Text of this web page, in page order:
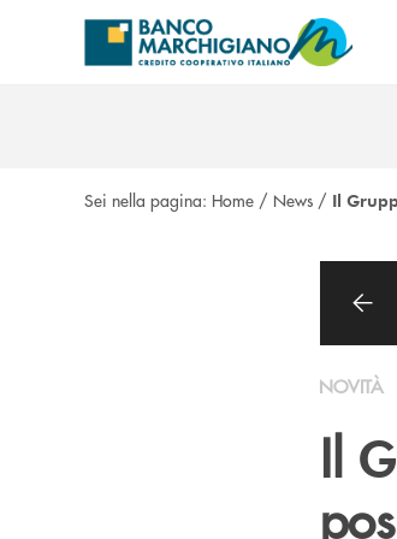
Salta al contenuto principale
Sei nella pagina: Home / News / Il
NOVITÀ
Il